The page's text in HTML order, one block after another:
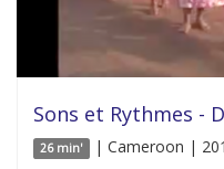
Sons et Rythmes -
26 min' | Cameroon |